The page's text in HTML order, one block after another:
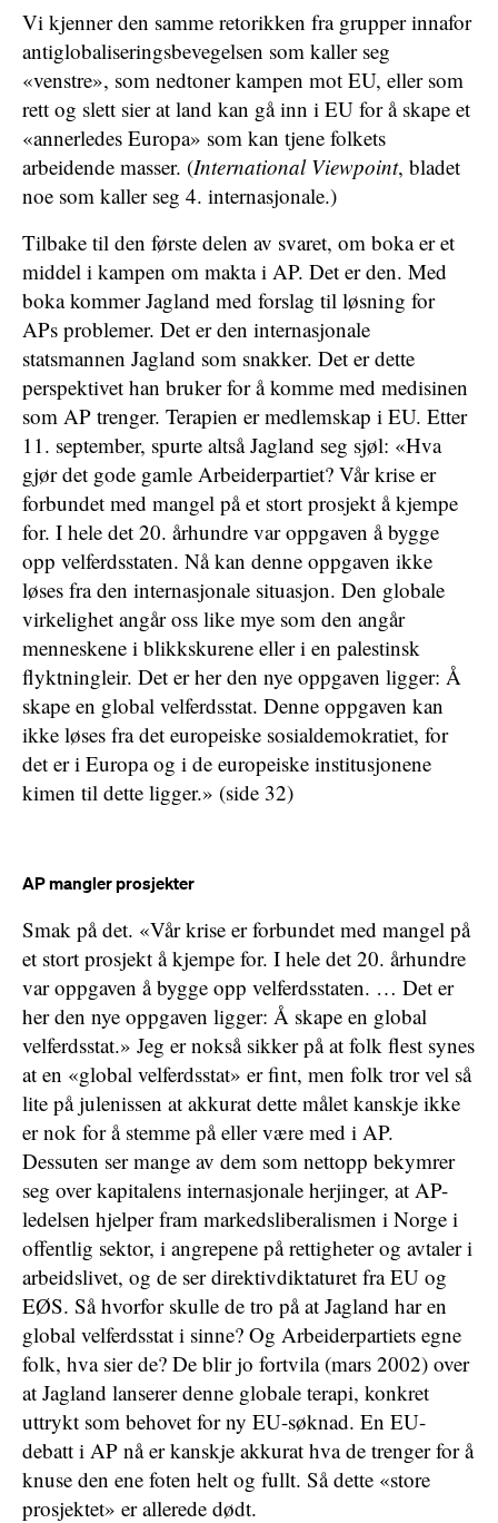
Vi kjenner den samme retorikken fra grupper innafor
antiglobaliseringsbevegelsen som kaller seg
«venstre», som nedtoner kampen mot EU, eller som
rett og slett sier at land kan gå inn i EU for å skape et
«annerledes Europa» som kan tjene folkets
arbeidende masser. (International Viewpoint, bladet
noe som kaller seg 4. internasjonale.)
Tilbake til den første delen av svaret, om boka er et
middel i kampen om makta i AP. Det er den. Med
boka kommer Jagland med forslag til løsning for
APs problemer. Det er den internasjonale
statsmannen Jagland som snakker. Det er dette
perspektivet han bruker for å komme med medisinen
som AP trenger. Terapien er medlemskap i EU. Etter
11. september, spurte altså Jagland seg sjøl: «Hva
gjør det gode gamle Arbeiderpartiet? Vår krise er
forbundet med mangel på et stort prosjekt å kjempe
for. I hele det 20. århundre var oppgaven å bygge
opp velferdsstaten. Nå kan denne oppgaven ikke
løses fra den internasjonale situasjon. Den globale
virkelighet angår oss like mye som den angår
menneskene i blikkskurene eller i en palestinsk
flyktningleir. Det er her den nye oppgaven ligger: Å
skape en global velferdsstat. Denne oppgaven kan
ikke løses fra det europeiske sosialdemokratiet, for
det er i Europa og i de europeiske institusjonene
kimen til dette ligger.» (side 32)
AP mangler prosjekter
Smak på det. «Vår krise er forbundet med mangel på
et stort prosjekt å kjempe for. I hele det 20. århundre
var oppgaven å bygge opp velferdsstaten. … Det er
her den nye oppgaven ligger: Å skape en global
velferdsstat.» Jeg er nokså sikker på at folk flest synes
at en «global velferdsstat» er fint, men folk tror vel så
lite på julenissen at akkurat dette målet kanskje ikke
er nok for å stemme på eller være med i AP.
Dessuten ser mange av dem som nettopp bekymrer
seg over kapitalens internasjonale herjinger, at AP-
ledelsen hjelper fram markedsliberalismen i Norge i
offentlig sektor, i angrepene på rettigheter og avtaler i
arbeidslivet, og de ser direktivdiktaturet fra EU og
EØS. Så hvorfor skulle de tro på at Jagland har en
global velferdsstat i sinne? Og Arbeiderpartiets egne
folk, hva sier de? De blir jo fortvila (mars 2002) over
at Jagland lanserer denne globale terapi, konkret
uttrykt som behovet for ny EU-søknad. En EU-
debatt i AP nå er kanskje akkurat hva de trenger for å
knuse den ene foten helt og fullt. Så dette «store
prosjektet» er allerede dødt.